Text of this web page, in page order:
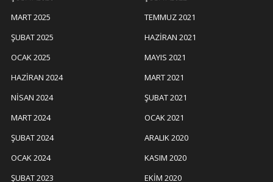
MART 2025
ŞUBAT 2025
OCAK 2025
HAZIRAN 2024
NISAN 2024
MART 2024
ŞUBAT 2024
OCAK 2024
ŞUBAT 2023
TEMMUZ 2021
HAZIRAN 2021
MAYIS 2021
MART 2021
ŞUBAT 2021
OCAK 2021
ARALIK 2020
KASIM 2020
EKIM 2020